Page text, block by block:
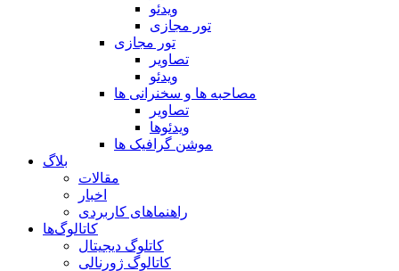
ویدئو
تور مجازی
تور مجازی
تصاویر
ویدئو
مصاحبه ها و سخنرانی ها
تصاویر
ویدئوها
موشن گرافیک ها
بلاگ
مقالات
اخبار
راهنماهای کاربردی
کاتالوگ‌ها
کاتلوگ دیجیتال
کاتالوگ ژورنالی